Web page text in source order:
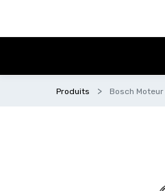
Produits Bosch Moteur